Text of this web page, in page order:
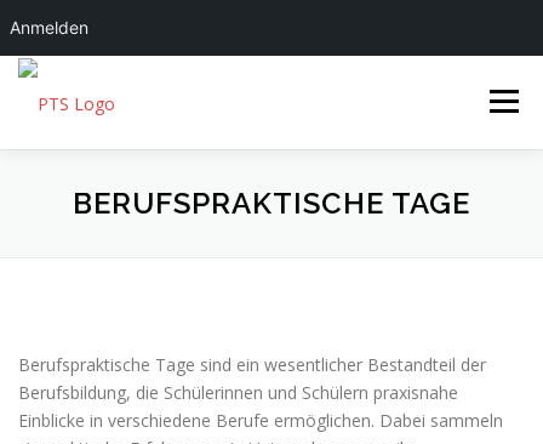
Anmelden
Zum Inhalt springen
Menü
FMS|22 ÜBER UNS SCHULLEBEN SERVICES
BERUFSPRAKTISCHE TAGE
Berufspraktische Tage sind ein wesentlicher Bestandteil der
Berufsbildung, die Schülerinnen und Schülern praxisnahe
Einblicke in verschiedene Berufe ermöglichen. Dabei sammeln